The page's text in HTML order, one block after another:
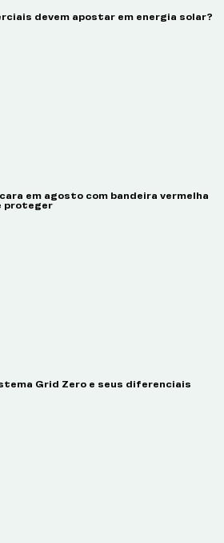
devem apostar em energia solar?
em agosto com bandeira vermelha
proteger
Grid Zero e seus diferenciais